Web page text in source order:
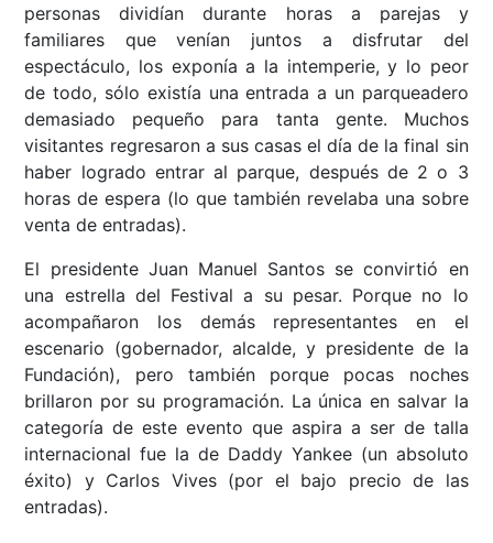
personas dividían durante horas a parejas y
familiares que venían juntos a disfrutar del
espectáculo, los exponía a la intemperie, y lo peor
de todo, sólo existía una entrada a un parqueadero
demasiado pequeño para tanta gente. Muchos
visitantes regresaron a sus casas el día de la final sin
haber logrado entrar al parque, después de 2 o 3
horas de espera (lo que también revelaba una sobre
venta de entradas).
El presidente Juan Manuel Santos se convirtió en
una estrella del Festival a su pesar. Porque no lo
acompañaron los demás representantes en el
escenario (gobernador, alcalde, y presidente de la
Fundación), pero también porque pocas noches
brillaron por su programación. La única en salvar la
categoría de este evento que aspira a ser de talla
internacional fue la de Daddy Yankee (un absoluto
éxito) y Carlos Vives (por el bajo precio de las
entradas).